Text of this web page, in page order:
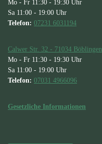
Mo - Fr 11:30 - 19:30 Uhr
Sa 11:00 - 19:00 Uhr
Telefon: 07231 6031194
Calwer Str. 32 - 71034 Böblingen
Mo - Fr 11:30 - 19:30 Uhr
Sa 11:00 - 19:00 Uhr
Telefon: 07031 4966096
Gesetzliche Informationen